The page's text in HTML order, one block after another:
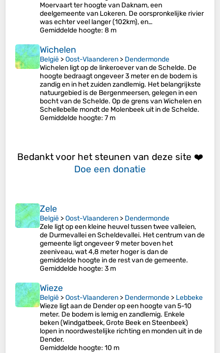
Moervaart ter hoogte van Daknam, een
deelgemeente van Lokeren. De oorspronkelijke rivier
was echter veel langer (102km), en…
Gemiddelde hoogte: 8 m
Wichelen
België >Oost-Vlaanderen > Dendermonde
Wichelen ligt op de linkeroever van de Schelde. De
hoogte bedraagt ongeveer 3 meter en de bodem is
zandig en in het zuiden zandlemig. Het belangrijkste
natuurgebied is de Bergenmeersen, gelegen in een
bocht van de Schelde. Op de grens van Wichelen en
Schellebelle mondt de Molenbeek uit in de Schelde.
Gemiddelde hoogte: 7 m
Bedankt voor het steunen van deze site ❤️
Doe een donatie
Zele
België >Oost-Vlaanderen > Dendermonde
Zele ligt op een kleine heuvel tussen twee valleien,
de Durmevallei en Scheldevallei. Het centrum van de
gemeente ligt ongeveer 9 meter boven het
zeeniveau, wat 4,8 meter hoger is dan de
gemiddelde hoogte in de rest van de gemeente.
Gemiddelde hoogte: 3 m
Wieze
België >Oost-Vlaanderen > Dendermonde > Lebbeke
Wieze ligt aan de Dender op een hoogte van 5-10
meter. De bodem is lemig en zandlemig. Enkele
beken (Windgatbeek, Grote Beek en Steenbeek)
lopen in noordwestelijke richting en monden uit in de
Dender.
Gemiddelde hoogte: 10 m